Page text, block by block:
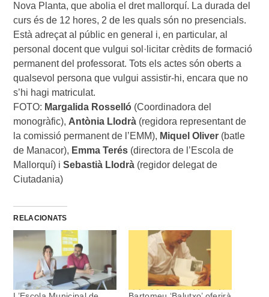
Nova Planta, que abolia el dret mallorquí. La durada del
curs és de 12 hores, 2 de les quals són no presencials.
Està adreçat al públic en general i, en particular, al
personal docent que vulgui sol·licitar crèdits de formació
permanent del professorat. Tots els actes són oberts a
qualsevol persona que vulgui assistir-hi, encara que no
s’hi hagi matriculat.
FOTO: Margalida Rosselló (Coordinadora del
monogràfic),Antònia Llodrà (regidora representant de
la comissió permanent de l’EMM), Miquel Oliver (batle
de Manacor), Emma Terés (directora de l’Escola de
Mallorquí) iSebastià Llodrà (regidor delegat de
Ciutadania)
RELACIONATS